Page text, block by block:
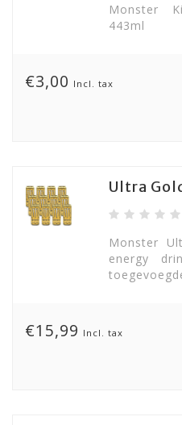
Monster
443ml
€3,00 Incl. tax
Ultra
Monster
energy
€15,99 Incl. tax